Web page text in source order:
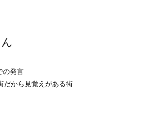
の発言
だから見覚えがある街